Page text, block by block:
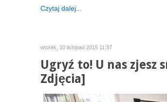
Czytaj dalej...
wtorek, 10 listopad 2015 11:37
Ugryź to! U nas zjesz
Zdjęcia]